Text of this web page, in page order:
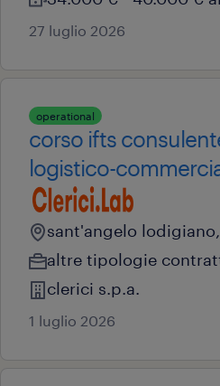
27 luglio 2026
operational
corso ifts
logistico-
sant'angelo
altre tipologie
clerici s.p.a.
1 luglio 2026